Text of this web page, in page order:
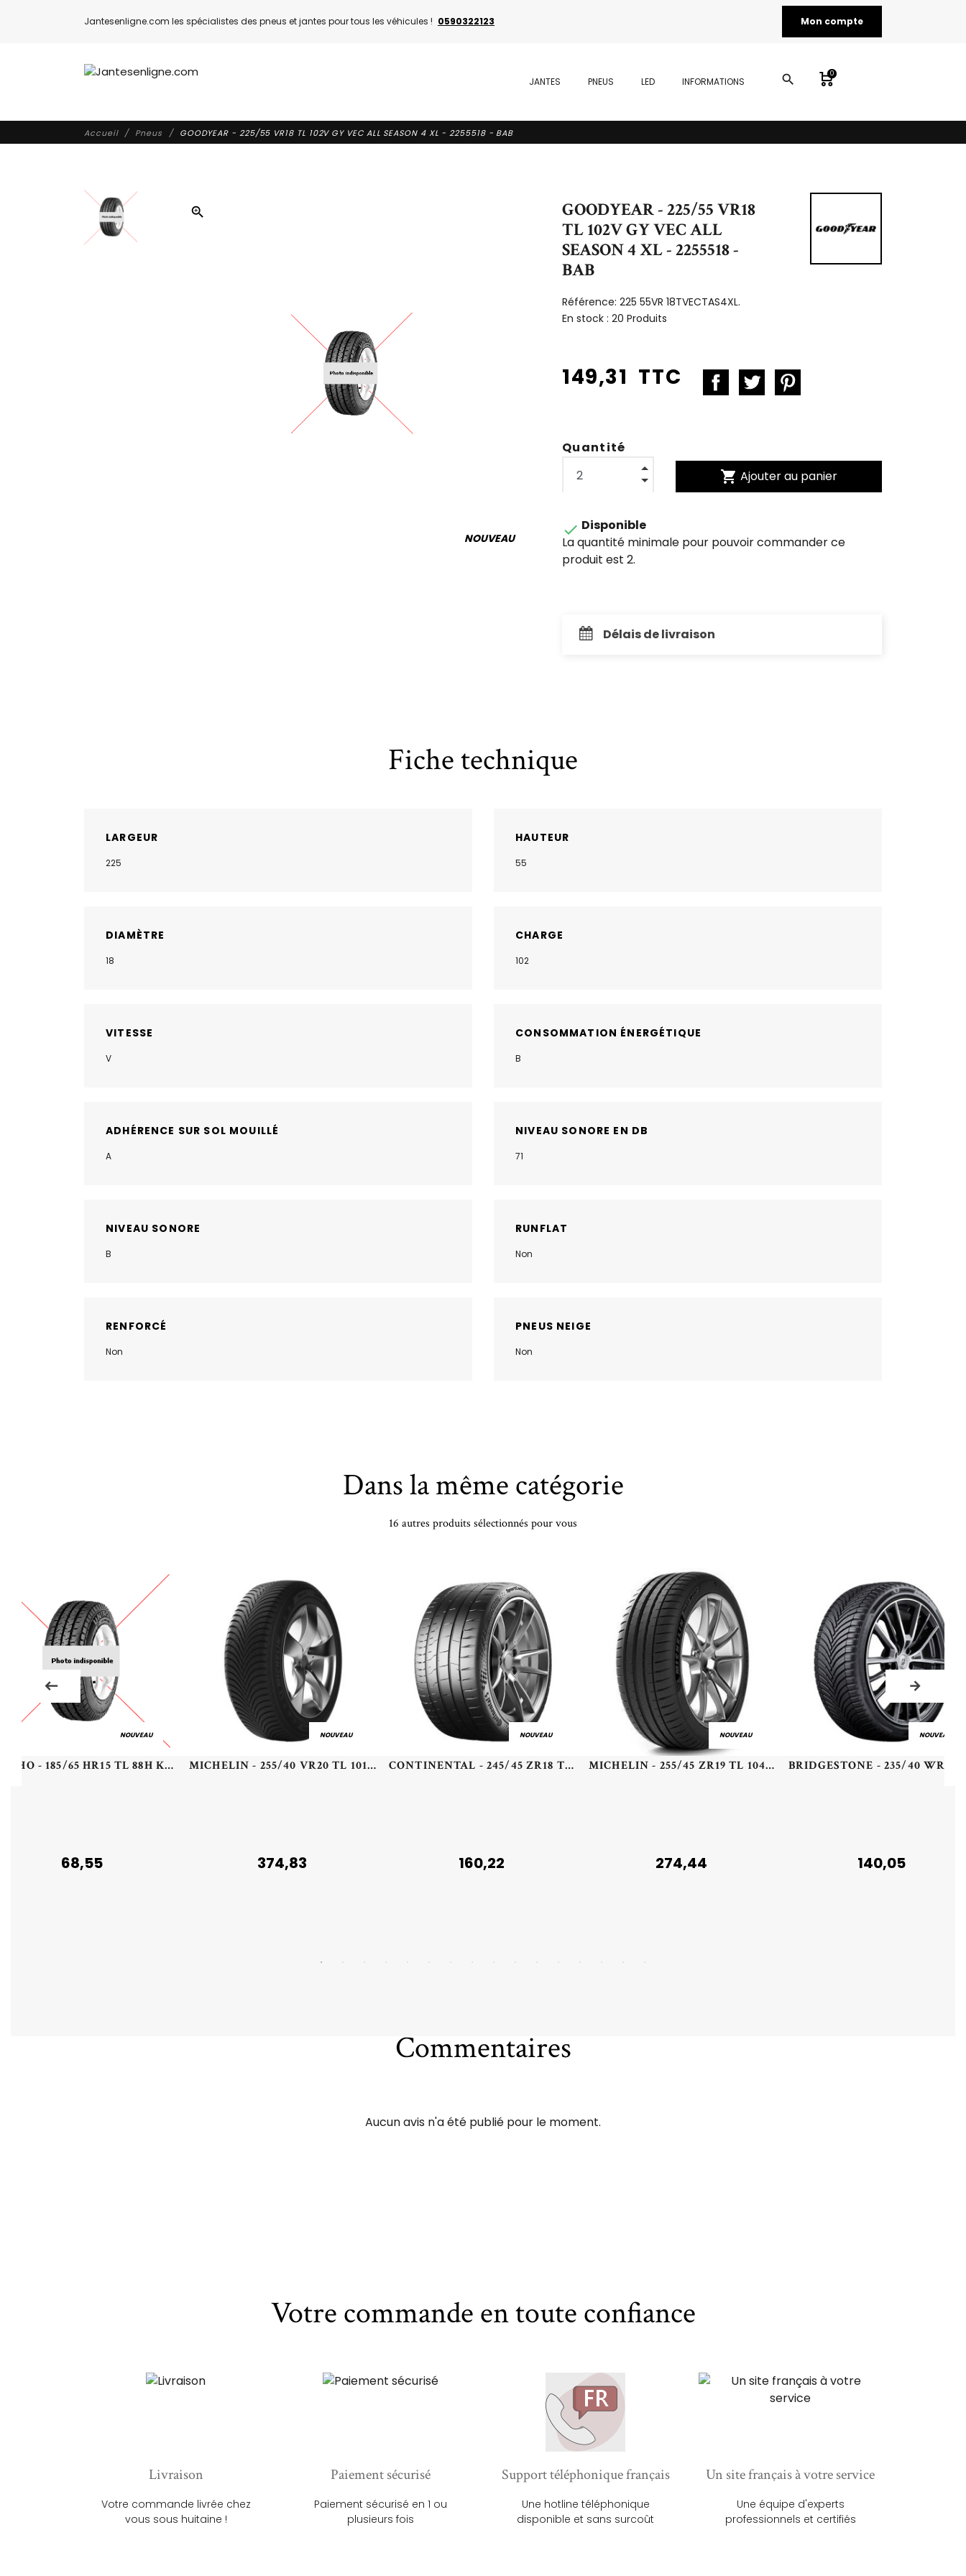
Jantesenligne.com les spécialistes des pneus et jantes pour tous les véhicules ! 0590322123 Mon compte
JANTES PNEUS LED INFORMATIONS search 0
Accueil Pneus GOODYEAR - 225/55 VR18 TL 102V GY VEC ALL SEASON 4 XL - 2255518 - BAB
zoom_in
NOUVEAU
GOODYEAR - 225/55 VR18
TL 102V GY VEC ALL
SEASON 4 XL - 2255518 -
BAB
Référence: 225 55VR 18TVECTAS4XL.
En stock : 20 Produits
149,31 TTC
Quantité
shopping_cart Ajouter au panier
 Disponible
La quantité minimale pour pouvoir commander ce
produit est 2.
Délais de livraison
Fiche technique
LARGEUR
225
HAUTEUR
55
DIAMÈTRE
18
CHARGE
102
VITESSE
V
CONSOMMATION ÉNERGÉTIQUE
B
ADHÉRENCE SUR SOL MOUILLÉ
A
NIVEAU SONORE EN DB
71
NIVEAU SONORE
B
RUNFLAT
Non
RENFORCÉ
Non
PNEUS NEIGE
Non
Dans la même catégorie
16 autres produits sélectionnés pour vous
NOUVEAU
KUMHO - 185/65 HR15 TL 88H KUMHO ECOWING ES31 - 1856515 - AAB
68,55
NOUVEAU
MICHELIN - 255/40 VR20 TL 101V MI PIL ALPIN 5 XL MO1 - 2554020 - CBB
374,83
NOUVEAU
CONTINENTAL - 245/45 ZR18 TL 100Y CO CSC 7 MO1 XL FR - 2454518 - BAB
160,22
NOUVEAU
MICHELIN - 255/45 ZR19 TL 104Y MI SPORT 4 MO1 A XL - 2554519 - BAB
274,44
NOUVEAU
140,05
Commentaires
Aucun avis n'a été publié pour le moment.
Votre commande en toute confiance
Livraison
Votre commande livrée chez
vous sous huitaine !
Paiement sécurisé
Paiement sécurisé en 1 ou
plusieurs fois
Support téléphonique français
Une hotline téléphonique
disponible et sans surcoût
Un site français à votre service
Une équipe d'experts
professionnels et certifiés